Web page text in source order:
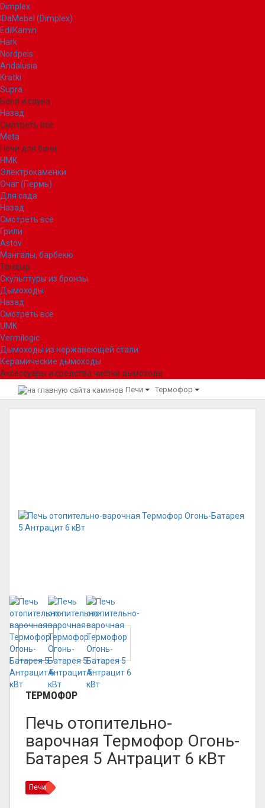
Dimplex
IDaMebel (Dimplex)
EdilKamin
Hark
Nordpeis
Andalusia
Kratki
Supra
Баня и сауна
Назад
Смотреть все
Meta
Печи для бани
НМК
Электрокаменки
Очаг (Пермь)
Для сада
Назад
Смотреть все
Грили
Astov
Мангалы, барбекю
Тандыр
Скульптуры из бронзы
Дымоходы
Назад
Смотреть все
UMK
Vermilogic
Дымоходы из нержавеющей стали
Керамические дымоходы
Аксессуары и средства чистки дымохода
Печи Термофор
ТЕРМОФОР
Печь отопительно-
варочная Термофор Огонь-
Батарея 5 Антрацит 6 кВт
Печи